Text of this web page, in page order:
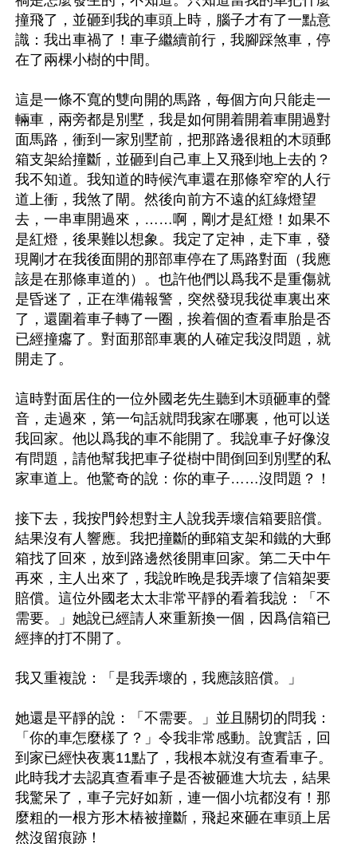
撞飛了，並砸到我的車頭上時，腦子才有了一點意
識：我出車禍了！車子繼續前行，我腳踩煞車，停
在了兩棵小樹的中間。
這是一條不寬的雙向開的馬路，每個方向只能走一
輛車，兩旁都是別墅，我是如何開着開着車開過對
面馬路，衝到一家別墅前，把那路邊很粗的木頭郵
箱支架給撞斷，並砸到自己車上又飛到地上去的？
我不知道。我知道的時候汽車還在那條窄窄的人行
道上衝，我煞了閘。然後向前方不遠的紅綠燈望
去，一串車開過來，……啊，剛才是紅燈！如果不
是紅燈，後果難以想象。我定了定神，走下車，發
現剛才在我後面開的那部車停在了馬路對面（我應
該是在那條車道的）。也許他們以爲我不是重傷就
是昏迷了，正在準備報警，突然發現我從車裏出來
了，還圍着車子轉了一圈，挨着個的查看車胎是否
已經撞癟了。對面那部車裏的人確定我沒問題，就
開走了。
這時對面居住的一位外國老先生聽到木頭砸車的聲
音，走過來，第一句話就問我家在哪裏，他可以送
我回家。他以爲我的車不能開了。我說車子好像沒
有問題，請他幫我把車子從樹中間倒回到別墅的私
家車道上。他驚奇的說：你的車子……沒問題？！
接下去，我按門鈴想對主人說我弄壞信箱要賠償。
結果沒有人響應。我把撞斷的郵箱支架和鐵的大郵
箱找了回來，放到路邊然後開車回家。第二天中午
再來，主人出來了，我說昨晚是我弄壞了信箱架要
賠償。這位外國老太太非常平靜的看着我說：「不
需要。」她說已經請人來重新換一個，因爲信箱已
經摔的打不開了。
我又重複說：「是我弄壞的，我應該賠償。」
她還是平靜的說：「不需要。」並且關切的問我：
「你的車怎麼樣了？」令我非常感動。說實話，回
到家已經快夜裏11點了，我根本就沒有查看車子。
此時我才去認真查看車子是否被砸進大坑去，結果
我驚呆了，車子完好如新，連一個小坑都沒有！那
麼粗的一根方形木樁被撞斷，飛起來砸在車頭上居
然沒留痕跡！